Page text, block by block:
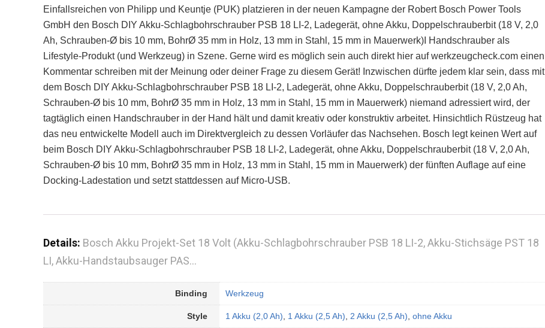
Einfallsreichen von Philipp und Keuntje (PUK) platzieren in der neuen Kampagne der Robert Bosch Power Tools
GmbH den Bosch DIY Akku-Schlagbohrschrauber PSB 18 LI-2, Ladegerät, ohne Akku, Doppelschrauberbit (18 V, 2,0
Ah, Schrauben-Ø bis 10 mm, BohrØ 35 mm in Holz, 13 mm in Stahl, 15 mm in Mauerwerk)I Handschrauber als
Lifestyle-Produkt (und Werkzeug) in Szene. Gerne wird es möglich sein auch direkt hier auf werkzeugcheck.com einen
Kommentar schreiben mit der Meinung oder deiner Frage zu diesem Gerät! Inzwischen dürfte jedem klar sein, dass mit
dem Bosch DIY Akku-Schlagbohrschrauber PSB 18 LI-2, Ladegerät, ohne Akku, Doppelschrauberbit (18 V, 2,0 Ah,
Schrauben-Ø bis 10 mm, BohrØ 35 mm in Holz, 13 mm in Stahl, 15 mm in Mauerwerk) niemand adressiert wird, der
tagtäglich einen Handschrauber in der Hand hält und damit kreativ oder konstruktiv arbeitet. Hinsichtlich Rüstzeug hat
das neu entwickelte Modell auch im Direktvergleich zu dessen Vorläufer das Nachsehen. Bosch legt keinen Wert auf
beim Bosch DIY Akku-Schlagbohrschrauber PSB 18 LI-2, Ladegerät, ohne Akku, Doppelschrauberbit (18 V, 2,0 Ah,
Schrauben-Ø bis 10 mm, BohrØ 35 mm in Holz, 13 mm in Stahl, 15 mm in Mauerwerk) der fünften Auflage auf eine
Docking-Ladestation und setzt stattdessen auf Micro-USB.
Details: Bosch Akku Projekt-Set 18 Volt (Akku-Schlagbohrschrauber PSB 18 LI-2, Akku-Stichsäge PST 18
LI, Akku-Handstaubsauger PAS…
Binding Werkzeug
Style 1 Akku (2,0 Ah), 1 Akku (2,5 Ah), 2 Akku (2,5 Ah), ohne Akku